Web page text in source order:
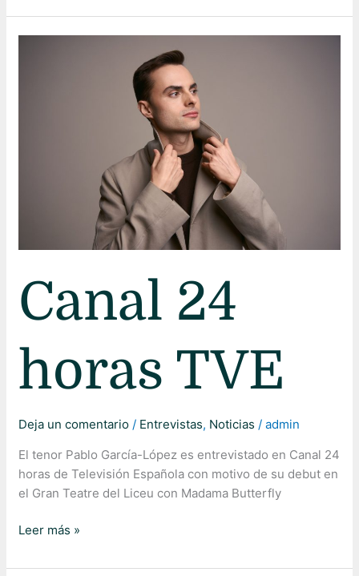
Canal 24
horas TVE
Deja un comentario / Entrevistas, Noticias /admin
El tenor Pablo García-López es entrevistado en Canal 24
horas de Televisión Española con motivo de su debut en
el Gran Teatre del Liceu con Madama Butterfly
Leer más »